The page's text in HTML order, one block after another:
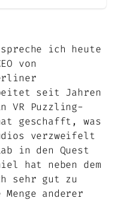
ich heute
von
seit Jahren
VR Puzzling-
geschafft, was
verzweifelt
in den Quest
hat neben dem
sehr gut zu
anderer